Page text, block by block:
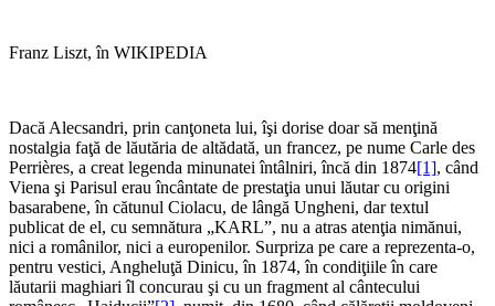
Franz Liszt, în WIKIPEDIA
Dacă Alecsandri, prin canţoneta lui, îşi dorise doar să menţină
nostalgia faţă de lăutăria de altădată, un francez, pe nume Carle des
Perrières, a creat legenda minunatei întâlniri, încă din 1874[1], când
Viena şi Parisul erau încântate de prestaţia unui lăutar cu origini
basarabene, în cătunul Ciolacu, de lângă Ungheni, dar textul
publicat de el, cu semnătura „KARL”, nu a atras atenţia nimănui,
nici a românilor, nici a europenilor. Surpriza pe care a reprezenta-o,
pentru vestici, Angheluţă Dinicu, în 1874, în condiţiile în care
lăutarii maghiari îl concurau şi cu un fragment al cântecului